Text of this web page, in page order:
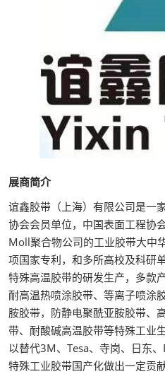
展商简介
谊鑫胶带（上海）有限公司是一
协会会员单位，中国表面工程协
Moll聚合物公司的工业胶带大中
项国家专利，和多所高校及科研
特殊高温胶带的研发生产，多款
耐高温热喷涂胶带、等离子喷涂
胺胶带，防静电聚酰亚胺胶带、
带、耐酸碱高温胶带等特殊工业
以替代3M、Tesa、寺岗、日东
特殊工业胶带国产化做出一定贡